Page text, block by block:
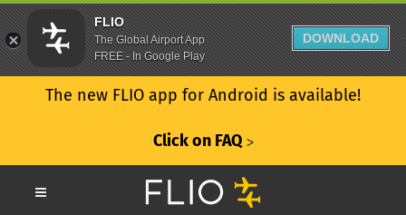
The new FLIO app for Android is available!
Click on FAQ ᐳ
FLIO
The Global Airport App
FREE - In Google Play
DOWNLOAD